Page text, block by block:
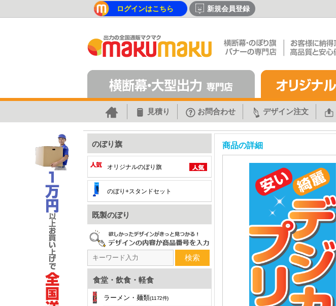
ログインはこちら 新規会員登録
見積り お問合わせ デザイン注文
のぼり旗
オリジナルのぼり旗
のぼり+スタンドセット
既製のぼり
検索
食堂・飲食・軽食
ラーメン・麺類(1172件)
商品の詳細